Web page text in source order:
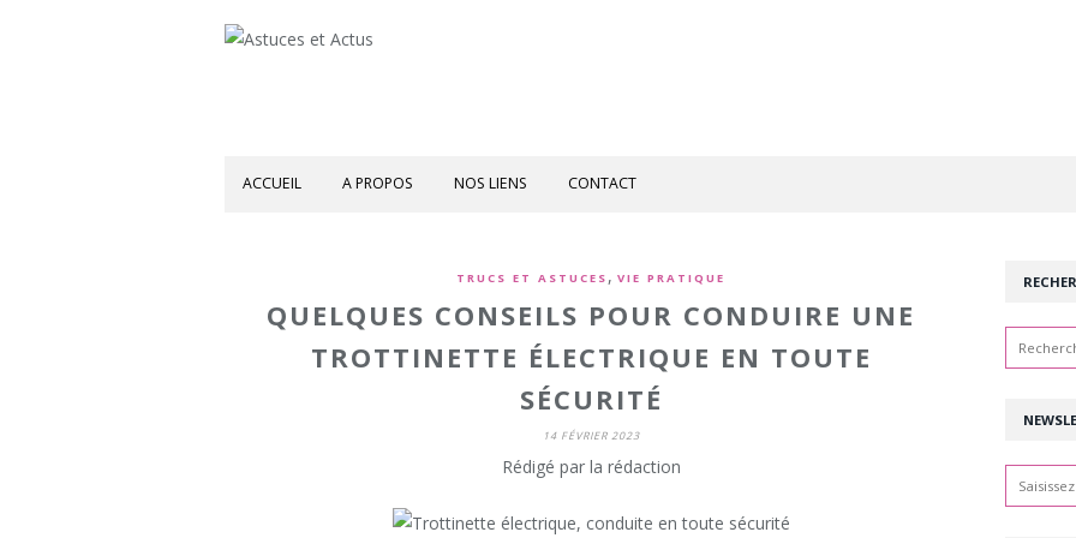
ACCUEIL A PROPOS NOS LIENS CONTACT
TRUCS ET ASTUCES , VIE PRATIQUE
QUELQUES CONSEILS POUR CONDUIRE UNE
TROTTINETTE ÉLECTRIQUE EN TOUTE
SÉCURITÉ
14 FÉVRIER 2023
Rédigé par la rédaction